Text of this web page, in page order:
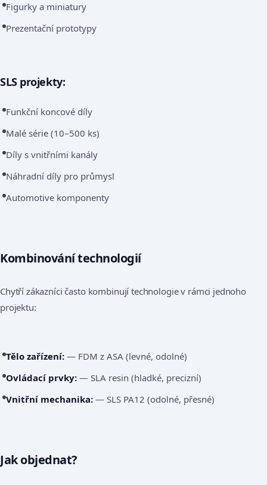
Figurky a miniatury
Prezentační prototypy
SLS projekty:
Funkční koncové díly
Malé série (10–500 ks)
Díly s vnitřními kanály
Náhradní díly pro průmysl
Automotive komponenty
Kombinování technologií
Chytří zákazníci často kombinují technologie v rámci jednoho
projektu:
Tělo zařízení: — FDM z ASA (levné, odolné)
Ovládací prvky: — SLA resin (hladké, precizní)
Vnitřní mechanika: — SLS PA12 (odolné, přesné)
Jak objednat?